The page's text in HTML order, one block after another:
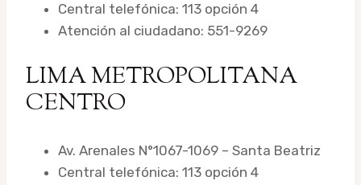
Central telefónica: 113 opción 4
Atención al ciudadano: 551-9269
LIMA METROPOLITANA
CENTRO
Av. Arenales N°1067-1069 – Santa Beatriz
Central telefónica: 113 opción 4